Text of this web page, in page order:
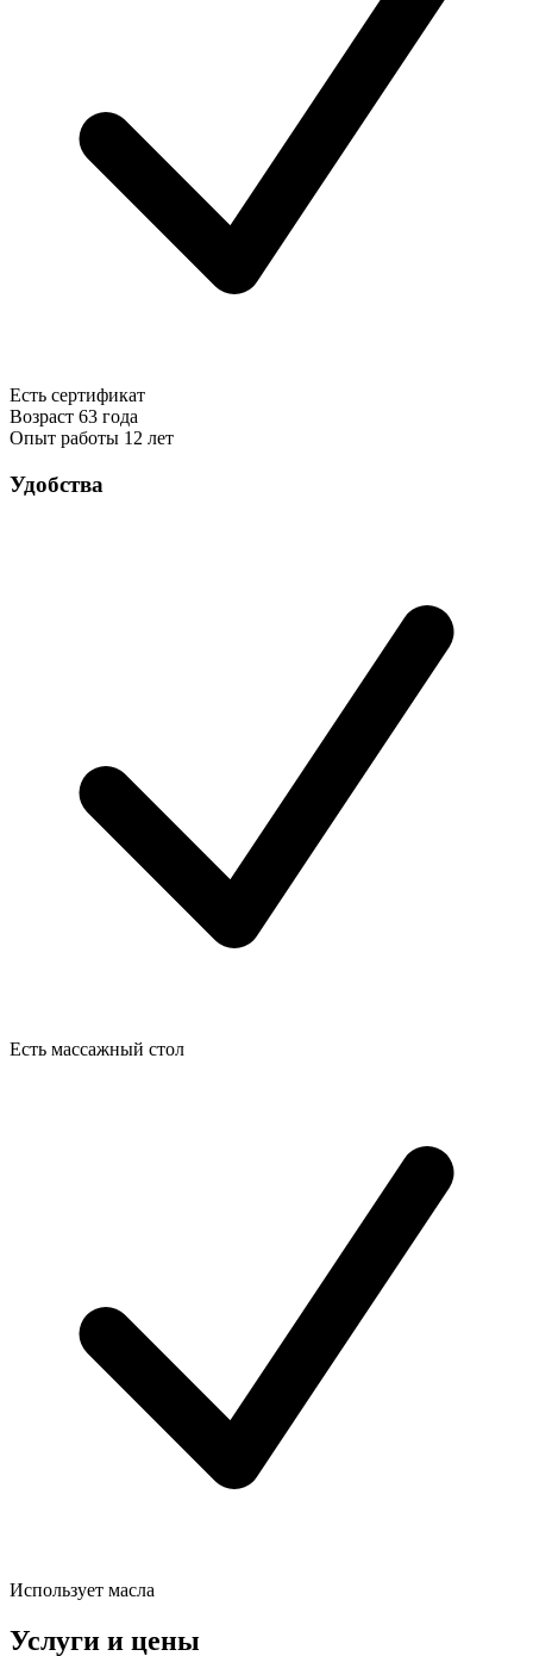
Есть сертификат
Возраст 63 года
Опыт работы 12 лет
Удобства
Есть массажный стол
Использует масла
Услуги и цены